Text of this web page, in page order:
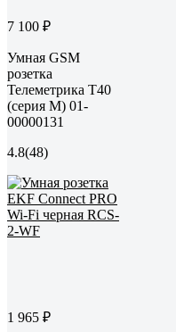
7 100 ₽
Умная GSM
розетка
Телеметрика Т40
(серия М) 01-
00000131
4.8(48)
1 965 ₽